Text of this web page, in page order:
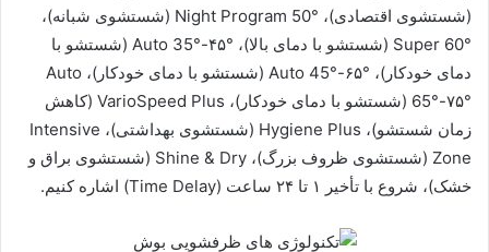
(شستشوی اقتصادی)، Night Program 50° (شستشوی شبانه)،
Super 60° (شستشو با دمای بالا)، Auto 35°-۴۵° (شستشو با
دمای خودکار)، Auto 45°-۶۵° (شستشو با دمای خودکار)، Auto
65°-۷۵° (شستشو با دمای خودکار)، VarioSpeed Plus (کاهش
زمان شستشو)، Hygiene Plus (شستشوی بهداشتی)، Intensive
Zone (شستشوی ظروف بزرگ)، Shine & Dry (شستشوی براق و
خشک)، شروع با تأخیر ۱ تا ۲۴ ساعت (Time Delay) اشاره کنیم.